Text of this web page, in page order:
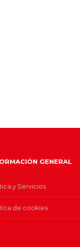
GENERAL
y Servicios
de cookies